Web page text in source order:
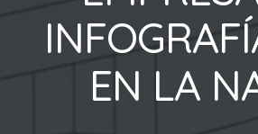
EN LA